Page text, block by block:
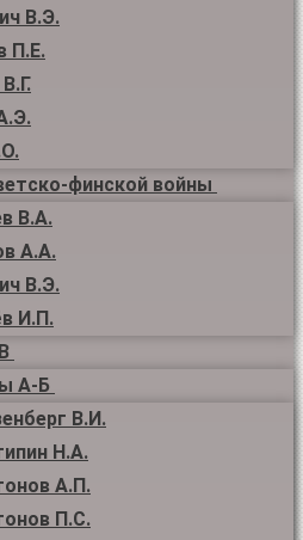
В.Э.
П.Е.
финской войны
В.А.
А.А.
В.Э.
И.П.
А-Б
В.И.
Н.А.
А.П.
П.С.